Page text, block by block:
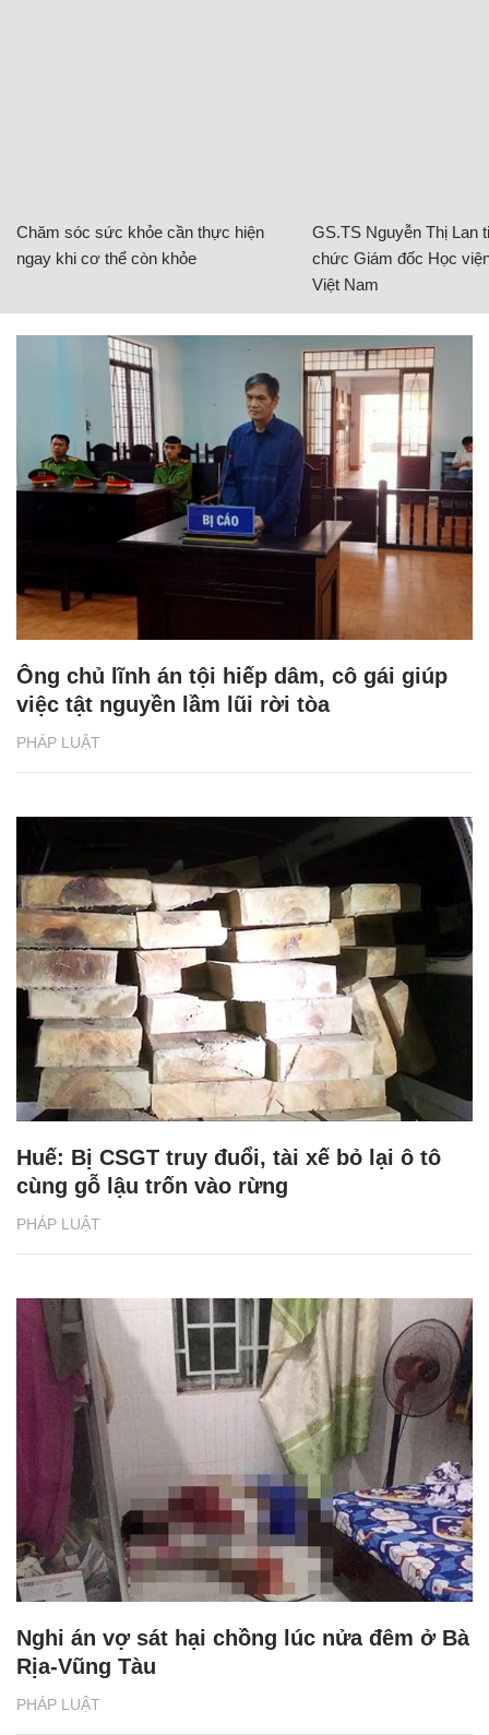
Chăm sóc sức khỏe cần thực hiện
ngay khi cơ thể còn khỏe
GS.TS Nguyễn Thị Lan
chức Giám đốc Học
Việt Nam
PHÁP LUẬT
Ông chủ lĩnh án tội hiếp dâm, cô gái giúp
việc tật nguyền lầm lũi rời tòa
PHÁP LUẬT
Huế: Bị CSGT truy đuổi, tài xế bỏ lại ô tô
cùng gỗ lậu trốn vào rừng
PHÁP LUẬT
Nghi án vợ sát hại chồng lúc nửa đêm ở Bà
Rịa-Vũng Tàu